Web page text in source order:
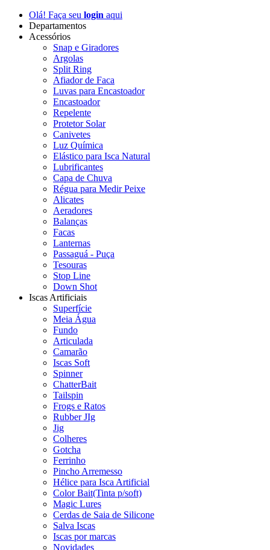
Olá! Faça seu login aqui
Departamentos
Acessórios
Snap e Giradores
Argolas
Split Ring
Afiador de Faca
Luvas para Encastoador
Encastoador
Repelente
Protetor Solar
Canivetes
Luz Química
Elástico para Isca Natural
Lubrificantes
Capa de Chuva
Régua para Medir Peixe
Alicates
Aeradores
Balanças
Facas
Lanternas
Passaguá - Puça
Tesouras
Stop Line
Down Shot
Iscas Artificiais
Superfície
Meia Água
Fundo
Articulada
Camarão
Iscas Soft
Spinner
ChatterBait
Tailspin
Frogs e Ratos
Rubber JIg
Jig
Colheres
Gotcha
Ferrinho
Pincho Arremesso
Hélice para Isca Artificial
Color Bait(Tinta p/soft)
Magic Lures
Cerdas de Saia de Silicone
Salva Iscas
Iscas por marcas
Novidades